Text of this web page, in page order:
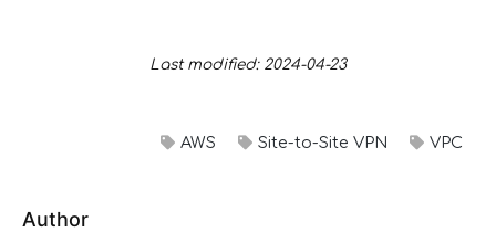
Last modified: 2024-04-23
AWS Site-to-Site VPN VPC
Author